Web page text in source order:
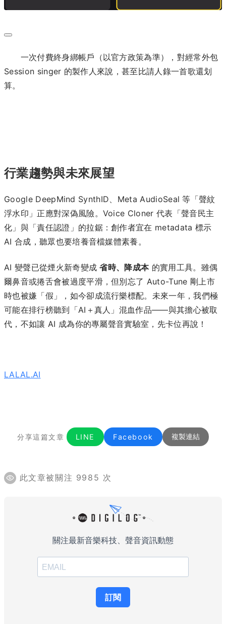
一次付費終身綁帳戶（以官方政策為準），對經常外包
Session singer 的製作人來說，甚至比請人錄一首歌還划
算。
行業趨勢與未來展望
Google DeepMind SynthID、Meta AudioSeal 等「聲紋
浮水印」正應對深偽風險。Voice Cloner 代表「聲音民主
化」與「責任認證」的拉鋸：創作者宜在 metadata 標示
AI 合成，聽眾也要培養音檔媒體素養。
AI 變聲已從煙火新奇變成省時、降成本的實用工具。雖偶
爾鼻音或捲舌會被過度平滑，但別忘了 Auto-Tune 剛上市
時也被嫌「假」，如今卻成流行樂標配。未來一年，我們極
可能在排行榜聽到「AI＋真人」混血作品——與其擔心被取
代，不如讓 AI 成為你的專屬聲音實驗室，先卡位再說！
LALAL.AI
分享這篇文章 LINE Facebook 複製連結
此文章被關注 9985 次